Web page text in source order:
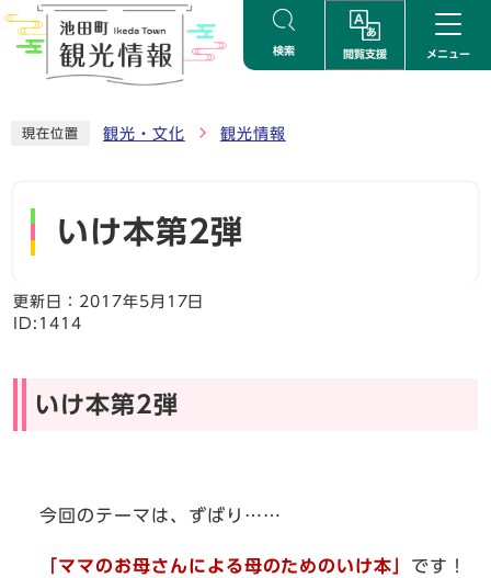
ページの先頭です
検索 閲覧支援 メニュー
現在位置 観光・文化 観光情報
いけ本第2弾
更新日： 2017年5月17日
ID:1414
いけ本第2弾
今回のテーマは、ずばり……
「ママのお母さんによる母のためのいけ本」 です！